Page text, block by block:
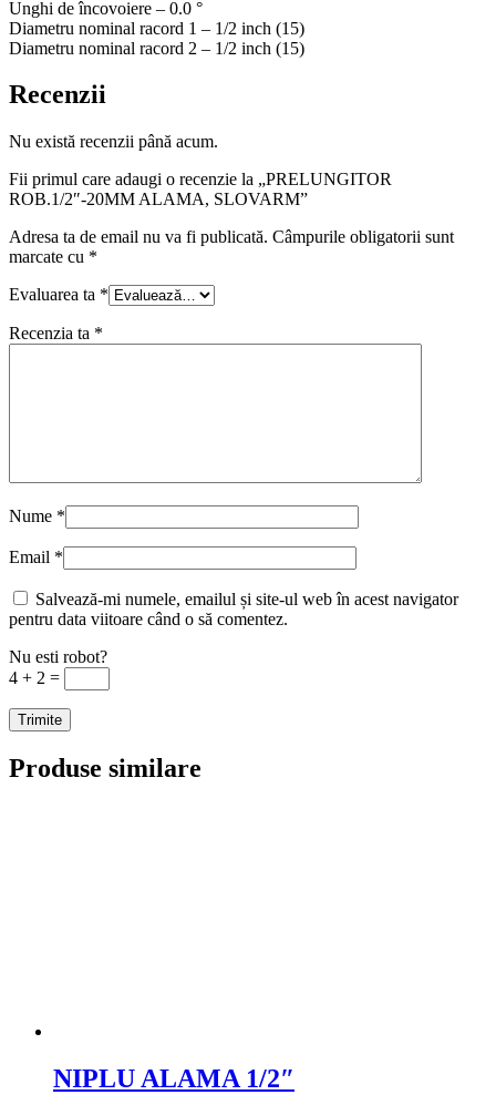
Unghi de încovoiere – 0.0 °
Diametru nominal racord 1 – 1/2 inch (15)
Diametru nominal racord 2 – 1/2 inch (15)
Recenzii
Nu există recenzii până acum.
Fii primul care adaugi o recenzie la „PRELUNGITOR
ROB.1/2″-20MM ALAMA, SLOVARM”
Adresa ta de email nu va fi publicată. Câmpurile obligatorii sunt
marcate cu *
Evaluarea ta *
Recenzia ta *
Nume *
Email *
Salvează-mi numele, emailul și site-ul web în acest navigator
pentru data viitoare când o să comentez.
Nu esti robot?
4 + 2 =
Produse similare
NIPLU ALAMA 1/2″